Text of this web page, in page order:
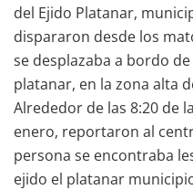
del Ejido Platanar,
dispararon desde los
se desplazaba a bordo
platanar, en la zona alta
Alrededor de las 8:20 de
enero, reportaron al
persona se encontraba
ejido el platanar